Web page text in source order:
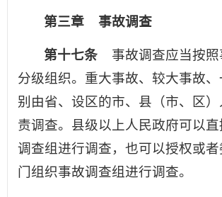
第三章 事故调查
第十七条 事故调查应当按照
分级组织。重大事故、较大事故
别由省、设区的市、县（市、区）
责调查。县级以上人民政府可以
调查组进行调查，也可以授权或
门组织事故调查组进行调查。